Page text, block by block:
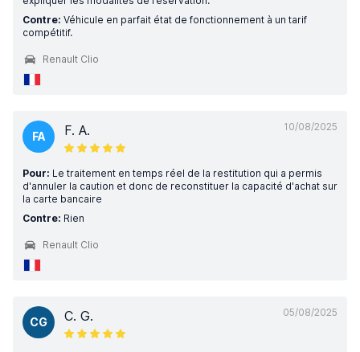
Contre: Véhicule en parfait état de fonctionnement à un tarif
compétitif.
Renault Clio
10/08/2025
FA F. A.
Pour: Le traitement en temps réel de la restitution qui a permis
d'annuler la caution et donc de reconstituer la capacité d'achat sur
la carte bancaire
Contre: Rien
Renault Clio
05/08/2025
CG C. G.